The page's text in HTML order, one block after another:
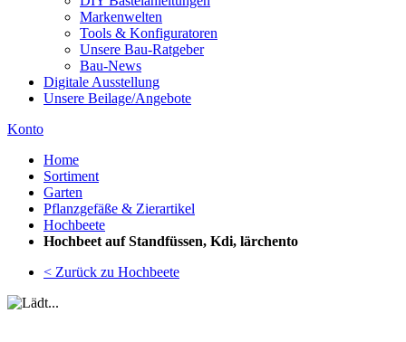
Markenwelten
Tools & Konfiguratoren
Unsere Bau-Ratgeber
Bau-News
Digitale Ausstellung
Unsere Beilage/Angebote
Konto
Home
Sortiment
Garten
Pflanzgefäße & Zierartikel
Hochbeete
Hochbeet auf Standfüssen, Kdi, lärchento
< Zurück zu Hochbeete